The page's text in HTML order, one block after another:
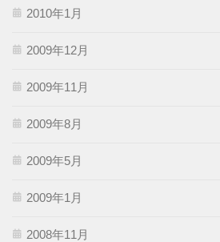
2010年1月
2009年12月
2009年11月
2009年8月
2009年5月
2009年1月
2008年11月